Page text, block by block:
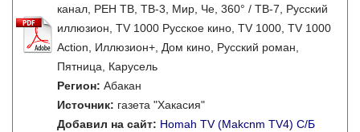
канал, РЕН ТВ, ТВ-3, Мир, Че, 360° / ТВ-7, Русский
иллюзион, TV 1000 Русское кино, TV 1000, TV 1000
Action, Иллюзион+, Дом кино, Русский роман,
Пятница, Карусель
Регион: Абакан
Источник: газета "Хакасия"
Добавил на сайт: Homah TV (Makcnm TV4) C/Б